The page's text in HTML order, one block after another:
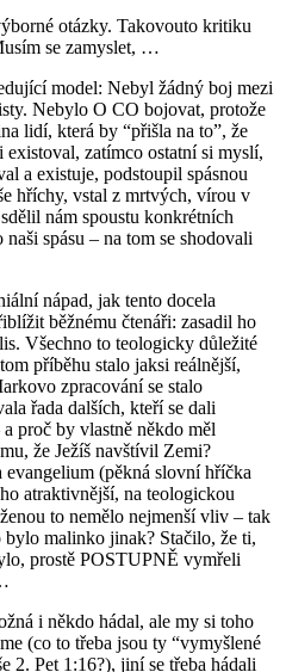
otázky. Takovouto kritiku
se zamyslet, …
model: Nebyl žádný boj mezi
Nebylo O CO bojovat, protože
lidí, která by “přišla na to”, že
existoval, zatímco ostatní si myslí,
a existuje, podstoupil spásnou
hříchy, vstal z mrtvých, vírou v
nám spoustu konkrétních
spásu – na tom se shodovali
nápad, jak tento docela
běžnému čtenáři: zasadil ho
Všechno to teologicky důležité
příběhu stalo jaksi reálnější,
zpracování se stalo
řada dalších, kteří se dali
proč by vlastně někdo měl
že Ježíš navštívil Zemi?
(pěkná slovní hříčka
atraktivnější, na teologickou
to nemělo nejmenší vliv – tak
bylo malinko jinak? Stačilo, že ti,
prostě POSTUPNĚ vymřeli
i někdo hádal, ale my si toho
(co to třeba jsou ty “vymyšlené
2. Pet 1:16?), jiní se třeba hádali